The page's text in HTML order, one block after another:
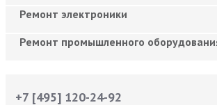
Ремонт электроники
Ремонт промышленного
+7 [495] 120-24-92